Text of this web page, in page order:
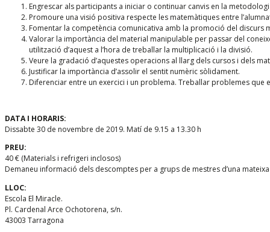
Engrescar als participants a iniciar o continuar canvis en la
Promoure una visió positiva respecte les matemàtiques entre
Fomentar la competència comunicativa amb la promoció del discurs
Valorar la importància del material manipulable per passar del
utilització d’aquest a l’hora de treballar la multiplicació i la divisió.
Veure la gradació d’aquestes operacions al llarg dels cursos i dels
Justificar la importància d’assolir el sentit numèric sòlidament.
Diferenciar entre un exercici i un problema. Treballar problemes que
DATA I HORARIS:
Dissabte 30 de novembre de 2019. Matí de 9.15 a 13.30 h
PREU:
40 € (Materials i refrigeri inclosos)
Demaneu informació dels descomptes per a grups de mestres d’una
LLOC:
Escola El Miracle.
Pl. Cardenal Arce Ochotorena, s/n.
43003 Tarragona